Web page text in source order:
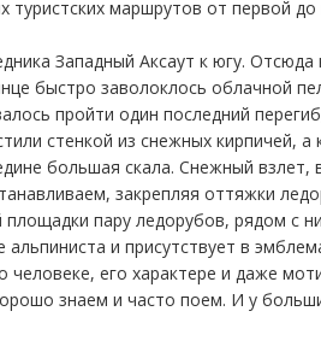
туристских маршрутов от первой
Западный Аксаут к югу.
быстро заволоклось облачной
пройти один последний
стенкой из снежных кирпичей,
большая скала. Снежный
закрепляя оттяжки
пару ледорубов, рядом с
и присутствует в
его характере и даже
знаем и часто поем. И у